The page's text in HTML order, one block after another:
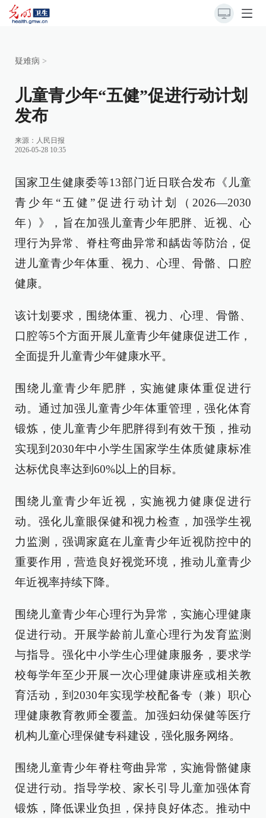
疑难病 >
儿童青少年“五健”促进行动计划
发布
来源： 人民日报
2026-05-28 10:35
国家卫生健康委等13部门近日联合发布《儿童
青少年“五健”促进行动计划（2026—2030
年）》，旨在加强儿童青少年肥胖、近视、心
理行为异常、脊柱弯曲异常和龋齿等防治，促
进儿童青少年体重、视力、心理、骨骼、口腔
健康。
该计划要求，围绕体重、视力、心理、骨骼、
口腔等5个方面开展儿童青少年健康促进工作，
全面提升儿童青少年健康水平。
围绕儿童青少年肥胖，实施健康体重促进行
动。通过加强儿童青少年体重管理，强化体育
锻炼，使儿童青少年肥胖得到有效干预，推动
实现到2030年中小学生国家学生体质健康标准
达标优良率达到60%以上的目标。
围绕儿童青少年近视，实施视力健康促进行
动。强化儿童眼保健和视力检查，加强学生视
力监测，强调家庭在儿童青少年近视防控中的
重要作用，营造良好视觉环境，推动儿童青少
年近视率持续下降。
围绕儿童青少年心理行为异常，实施心理健康
促进行动。开展学龄前儿童心理行为发育监测
与指导。强化中小学生心理健康服务，要求学
校每学年至少开展一次心理健康讲座或相关教
育活动，到2030年实现学校配备专（兼）职心
理健康教育教师全覆盖。加强妇幼保健等医疗
机构儿童心理保健专科建设，强化服务网络。
围绕儿童青少年脊柱弯曲异常，实施骨骼健康
促进行动。指导学校、家长引导儿童加强体育
锻炼，降低课业负担，保持良好体态。推动中